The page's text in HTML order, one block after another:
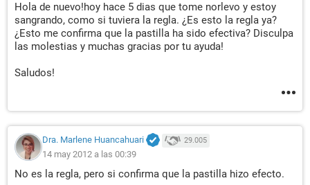
Hola de nuevo!hoy hace 5 dias que tome norlevo y estoy
sangrando, como si tuviera la regla. ¿Es esto la regla ya?
¿Esto me confirma que la pastilla ha sido efectiva? Disculpa
las molestias y muchas gracias por tu ayuda!
Saludos!
Dra. Marlene Huancahuari 29.005
14 may 2012 a las 00:39
No es la regla, pero si confirma que la pastilla hizo efecto.